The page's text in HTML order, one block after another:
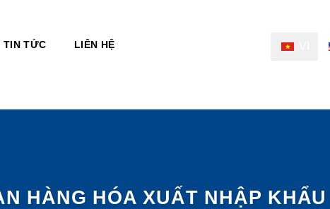
TIN TỨC LIÊN HỆ
HÀNG HÓA XUẤT NHẬP KHẨU